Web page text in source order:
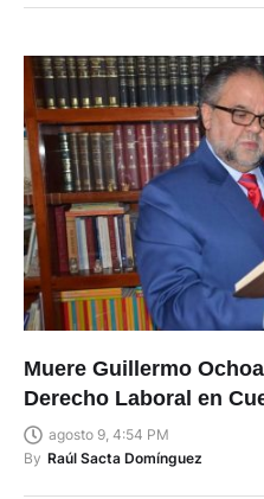
Muere Guillermo
Derecho Laboral en
agosto 9, 4:54 PM
By Raúl Sacta Domínguez